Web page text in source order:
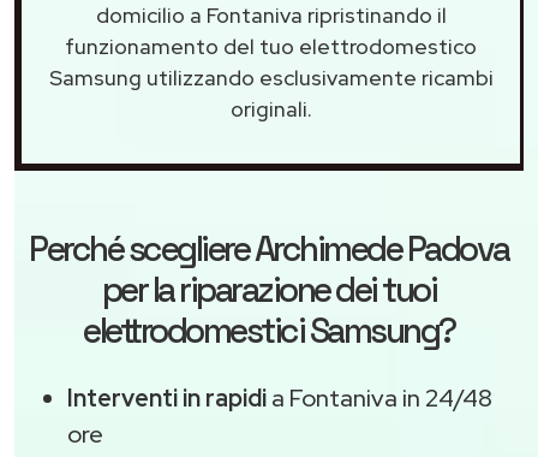
domicilio a Fontaniva ripristinando il
funzionamento del tuo elettrodomestico
Samsung utilizzando esclusivamente ricambi
originali.
Perché scegliereArchimede Padova
per la riparazione dei tuoi
elettrodomestici Samsung?
Interventi in rapidia Fontaniva in 24/48
ore